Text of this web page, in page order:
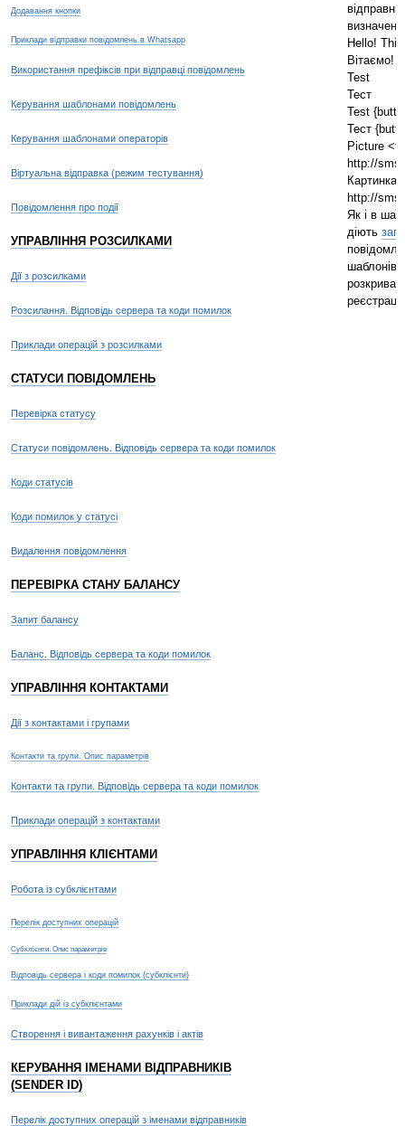
Додавання кнопки
Приклади відправки повідомлень в Whatsapp
Використання префіксів при відправці повідомлень
Керування шаблонами повідомлень
Керування шаблонами операторів
Віртуальна відправка (режим тестування)
Повідомлення про події
УПРАВЛІННЯ РОЗСИЛКАМИ
Дії з розсилками
Розсилання. Відповідь сервера та коди помилок
Приклади операцій з розсилками
СТАТУСИ ПОВІДОМЛЕНЬ
Перевірка статусу
Статуси повідомлень. Відповідь сервера та коди помилок
Коди статусів
Коди помилок у статусі
Видалення повідомлення
ПЕРЕВІРКА СТАНУ БАЛАНСУ
Запит балансу
Баланс. Відповідь сервера та коди помилок
УПРАВЛІННЯ КОНТАКТАМИ
Дії з контактами і групами
Контакти та групи. Опис параметрів
Контакти та групи. Відповідь сервера та коди помилок
Приклади операцій з контактами
УПРАВЛІННЯ КЛІЄНТАМИ
Робота із субклієнтами
Перелік доступних операцій
Субклієнти. Опис параметрів
Відповідь сервера і коди помилок (субклієнти)
Приклади дій із субклієнтами
Створення і вивантаження рахунків і актів
КЕРУВАННЯ ІМЕНАМИ ВІДПРАВНИКІВ
(SENDER ID)
Перелік доступних операцій з іменами відправників
Hello!
Вітаємо!
Test
Тест
Test
Тест
Picture
http://
Картинка
http://
Як і в
діють
шаблонів